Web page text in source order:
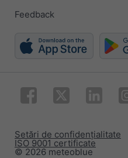
Feedback
© 2026 meteoblue
ISO 9001 certificate
Setări de confidențialitate